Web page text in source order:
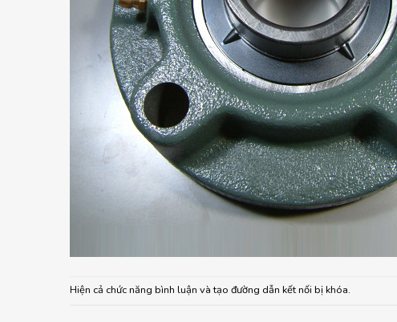
Hiện cả chức năng bình luận và tạo đường dẫn kết nối bị khóa.